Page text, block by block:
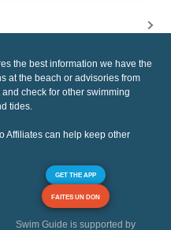
the best information we have the
at the beach or advisories from
check for other swimming
tides.
Affiliates can help keep other
GET THE APP
FAITES UN DON
Swim Guide is supported by